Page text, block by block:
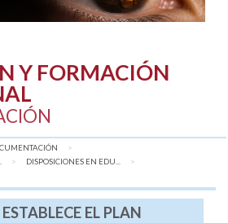
Y FORMACIÓN
DISPOSICIONES EN EDU...
EL PLAN